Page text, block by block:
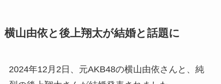
横山由依と後上翔太が結婚と話題に
2024年12月2日、元AKB48の横山由依さんと、純